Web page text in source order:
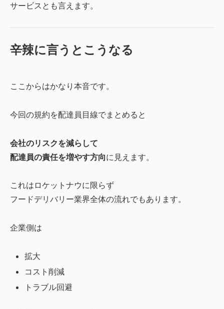
サービスとも言えます。
辛辣に言うとこうなる
ここからはかなり本音です。
今回の規約を配達員目線でまとめると
会社のリスクを減らして
配達員の責任を増やす方向に見えます。
これはロケットナウに限らず
フードデリバリー業界全体の流れでもあります。
企業側は
拡大
コスト削減
トラブル回避